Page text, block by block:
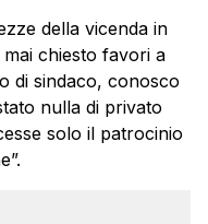
della vicenda in
chiesto favori a
di sindaco, conosco
nulla di privato
solo il patrocinio